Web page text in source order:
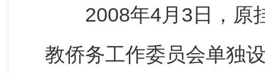
2008年4月3日，原挂
教侨务工作委员会单独